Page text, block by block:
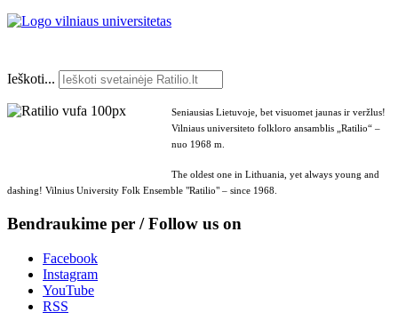
Ieškoti...
Seniausias Lietuvoje, bet visuomet jaunas ir veržlus!
Vilniaus universiteto folkloro ansamblis „Ratilio“ –
nuo 1968 m.
The oldest one in Lithuania, yet always young and
dashing! Vilnius University Folk Ensemble "Ratilio" – since 1968.
Bendraukime per / Follow us on
Facebook
Instagram
YouTube
RSS